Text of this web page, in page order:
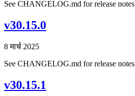
See CHANGELOG.md for release notes
v30.15.0
8 मार्च 2025
See CHANGELOG.md for release notes
v30.15.1